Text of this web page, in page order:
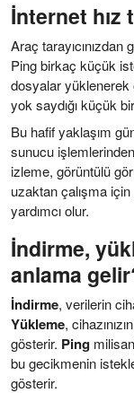
İnternet hız
Araç tarayıcınızdan
Ping birkaç küçük
dosyalar yüklenerek
yok saydığı küçük
Bu hafif yaklaşım
sunucu işlemlerinden
izleme, görüntülü
uzaktan çalışma için
yardımcı olur.
İndirme,
anlama
İndirme, verilerin
Yükleme,
gösterir. Ping
bu gecikmenin
gösterir.